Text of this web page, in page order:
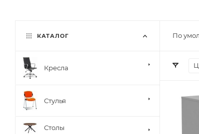
По
КАТАЛОГ
Кресла
Стулья
Столы